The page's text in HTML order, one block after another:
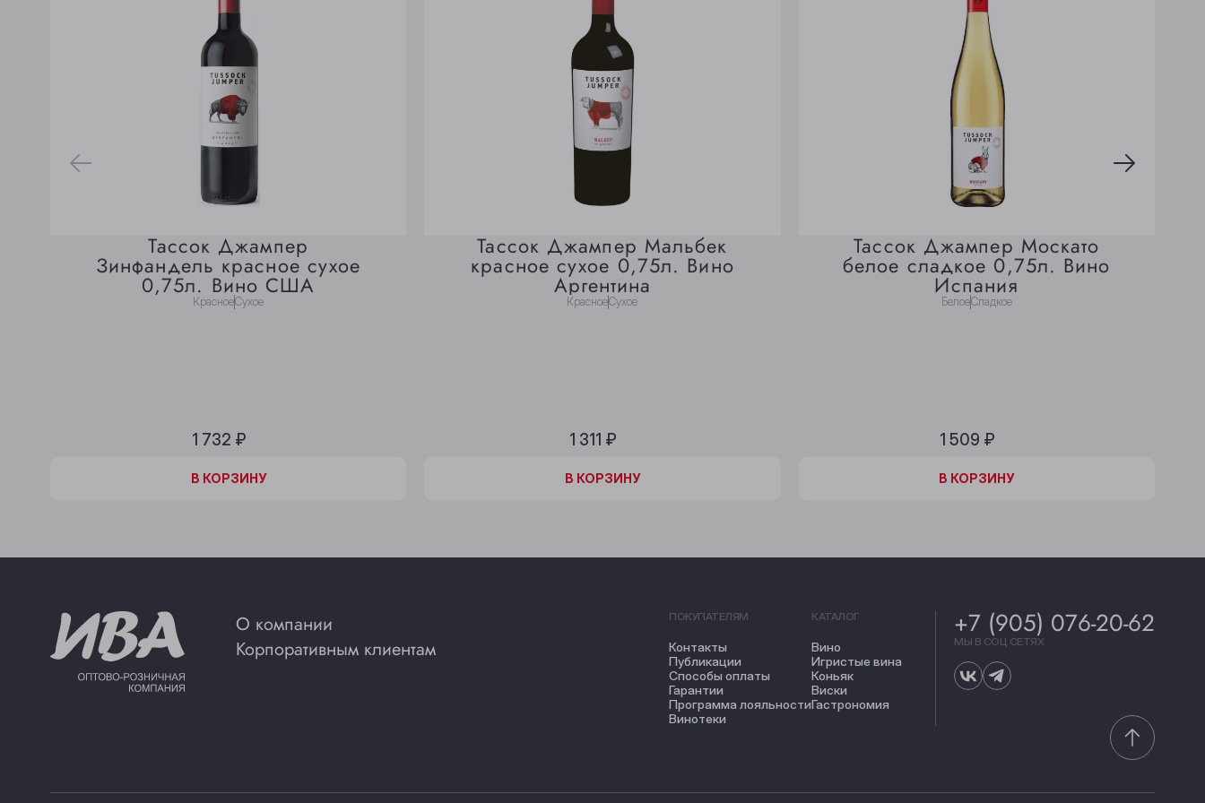
Тассок Джампер
Зинфандель красное сухое
0,75л. Вино США
КрасноеСухое
1 732 ₽
В КОРЗИНУ
В КОРЗИНЕ
Тассок Джампер Мальбек
красное сухое 0,75л. Вино
Аргентина
КрасноеСухое
1 311 ₽
В КОРЗИНУ
В КОРЗИНЕ
Тассок Джампер Москато
белое сладкое 0,75л. Вино
Испания
БелоеСладкое
1 509 ₽
В КОРЗИНУ
В КОРЗИНЕ
О компании
Корпоративным клиентам
ПОКУПАТЕЛЯМ
Контакты
Публикации
Способы оплаты
Гарантии
Программа лояльности
Винотеки
КАТАЛОГ
Вино
Игристые вина
Коньяк
Виски
Гастрономия
+7 (905) 076-20-62
МЫ В СОЦ СЕТЯХ